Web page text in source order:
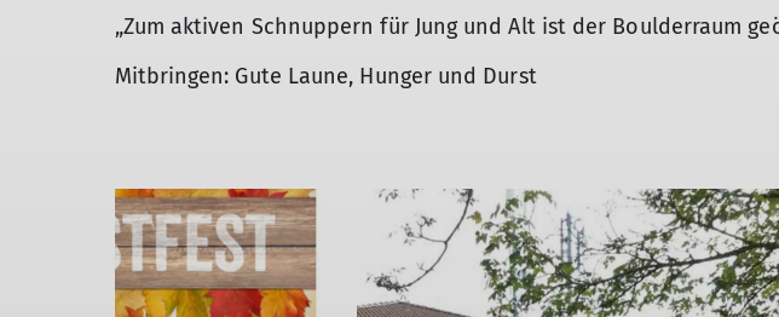
„Zum aktiven Schnuppern für Jung und Alt ist der Boulderraum
Mitbringen: Gute Laune, Hunger und Durst